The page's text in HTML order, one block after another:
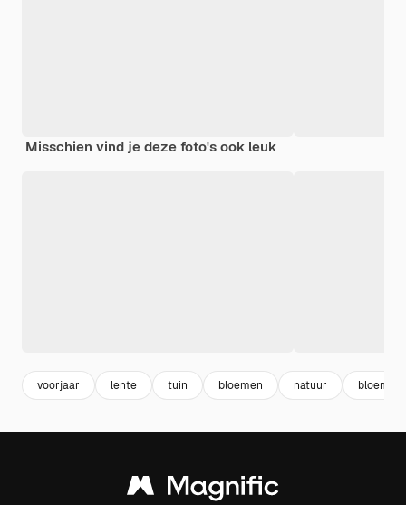
Misschien vind je deze foto's ook leuk
voorjaar lente tuin bloemen natuur bloem